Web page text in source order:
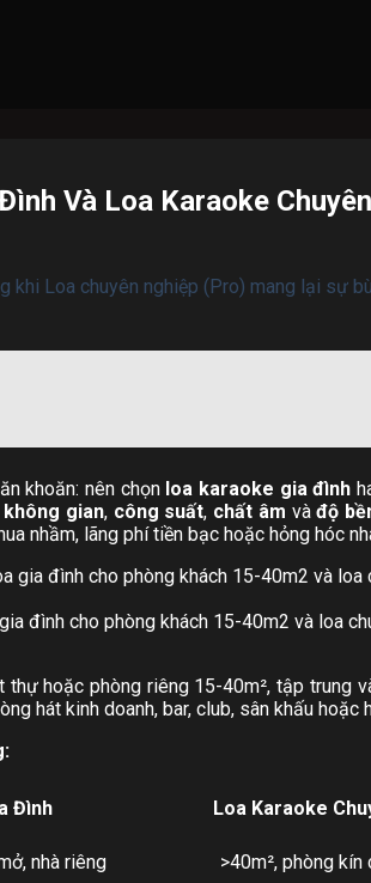
Và Loa Karaoke
khoăn: nên chọn loa karaoke gia đình
không gian, công suất, chất âm vàđộ
nhầm, lãng phí tiền bạc hoặc hỏng hóc
đình cho phòng khách 15-40m2 và loa
hoặc phòng riêng 15-40m², tập trung
hát kinh doanh, bar, club, sân khấu
Đình Loa Karaoke
nhà riêng >40m², phòng kín